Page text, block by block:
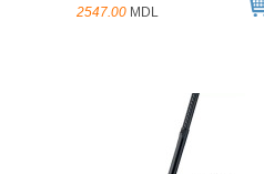
2547.00 MDL